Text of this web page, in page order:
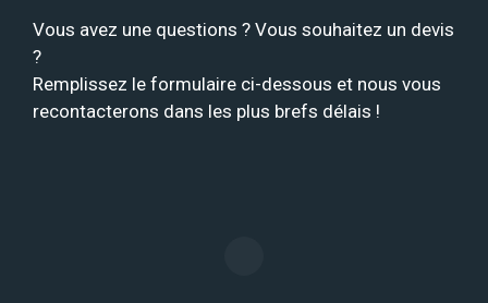
Vous avez une questions ? Vous souhaitez un devis
?
Remplissez le formulaire ci-dessous et nous vous
recontacterons dans les plus brefs délais !